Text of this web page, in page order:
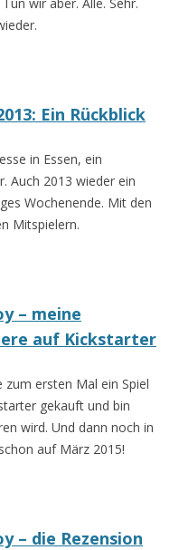
Ein Rückblick
in Essen, ein
Auch 2013 wieder ein
Wochenende. Mit den
Mitspielern.
– meine
auf Kickstarter
zum ersten Mal ein Spiel
gekauft und bin
wird. Und dann noch in
auf März 2015!
– die Rezension